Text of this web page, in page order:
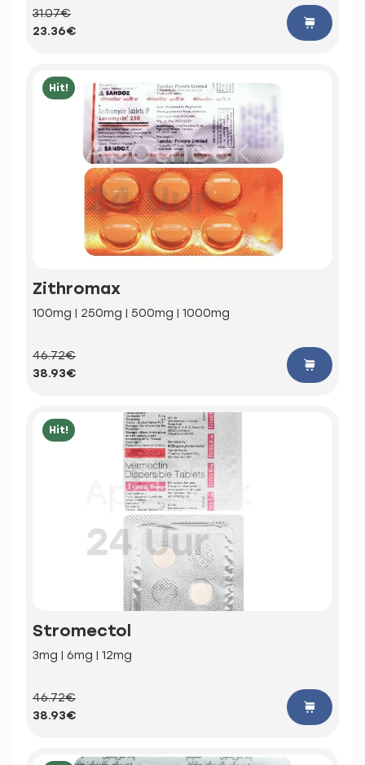
31.07€
23.36€
Hit!
Zithromax
100mg | 250mg | 500mg | 1000mg
46.72€
38.93€
Hit!
Stromectol
3mg | 6mg | 12mg
46.72€
38.93€